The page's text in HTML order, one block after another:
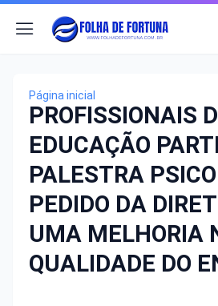
Página inicial
PROFISSIONAIS
EDUCAÇÃO
PALESTRA
PEDIDO DA
UMA MELHORIA
QUALIDADE DO